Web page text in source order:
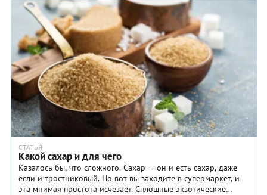
СТАТЬЯ
Какой сахар и для чего
Казалось бы, что сложного. Сахар — он и есть сахар, даже
если и тростниковый. Но вот вы заходите в супермаркет, и
эта мнимая простота исчезает. Сплошные экзотические